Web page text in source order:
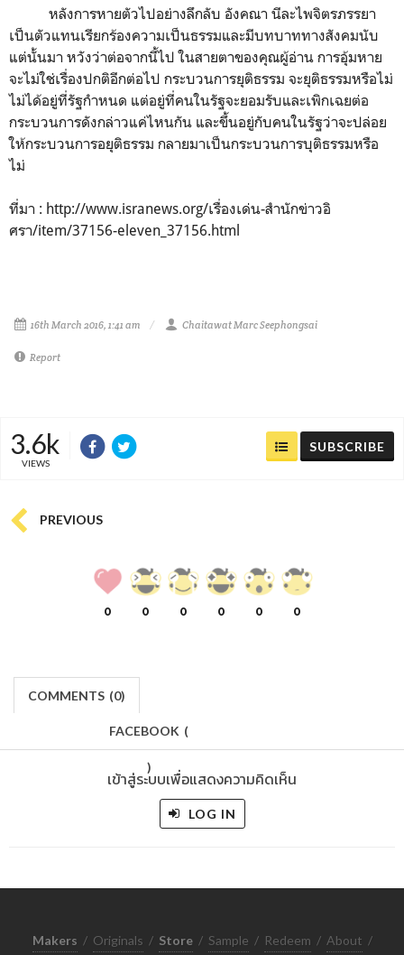
หลังการหายตัวไปอย่างลึกลับ อังคณา นีละไพจิตรภรรยา
เป็นตัวแทนเรียกร้องความเป็นธรรมและมีบทบาททางสังคมนับ
แต่นั้นมา หวังว่าต่อจากนี้ไป ในสายตาของคุณผู้อ่าน การอุ้มหาย
จะไม่ใช่เรื่องปกติอีกต่อไป กระบวนการยุติธรรม จะยุติธรรมหรือไม่
ไม่ได้อยู่ที่รัฐกำหนด แต่อยู่ที่คนในรัฐจะยอมรับและเพิกเฉยต่อ
กระบวนการดังกล่าวแค่ไหนกัน และขึ้นอยู่กับคนในรัฐว่าจะปล่อย
ให้กระบวนการอยุติธรรม กลายมาเป็นกระบวนการบุติธรรมหรือ
ไม่
ที่มา : http://www.isranews.org/เรื่องเด่น-สำนักข่าวอิ
ศรา/item/37156-eleven_37156.html
16th March 2016, 1:41 am Chaitawat Marc Seephongsai
Report
3.6k
VIEWS
SUBSCRIBE
PREVIOUS
0 0 0 0 0 0
COMMENTS (0)
FACEBOOK (
)
เข้าสู่ระบบเพื่อแสดงความคิดเห็น
LOG IN
Makers / Originals / Store / Sample / Redeem / About /